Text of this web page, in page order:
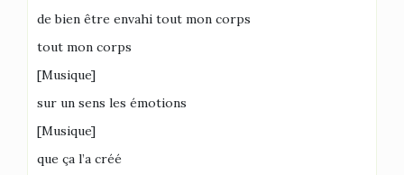
de bien être envahi tout mon corps
tout mon corps
[Musique]
sur un sens les émotions
[Musique]
que ça l’a créé